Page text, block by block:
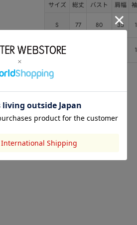
サイズ 総丈 バスト 肩幅
S 77 80 35
M